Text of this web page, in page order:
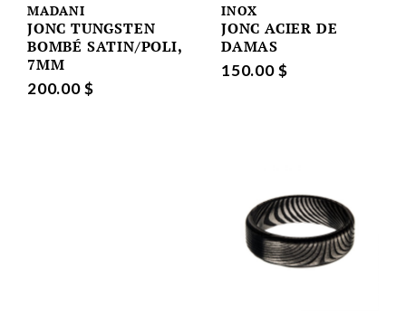
MADANI
JONC TUNGSTEN
BOMBÉ SATIN/POLI,
7MM
200.00 $
INOX
JONC ACIER DE
DAMAS
150.00 $